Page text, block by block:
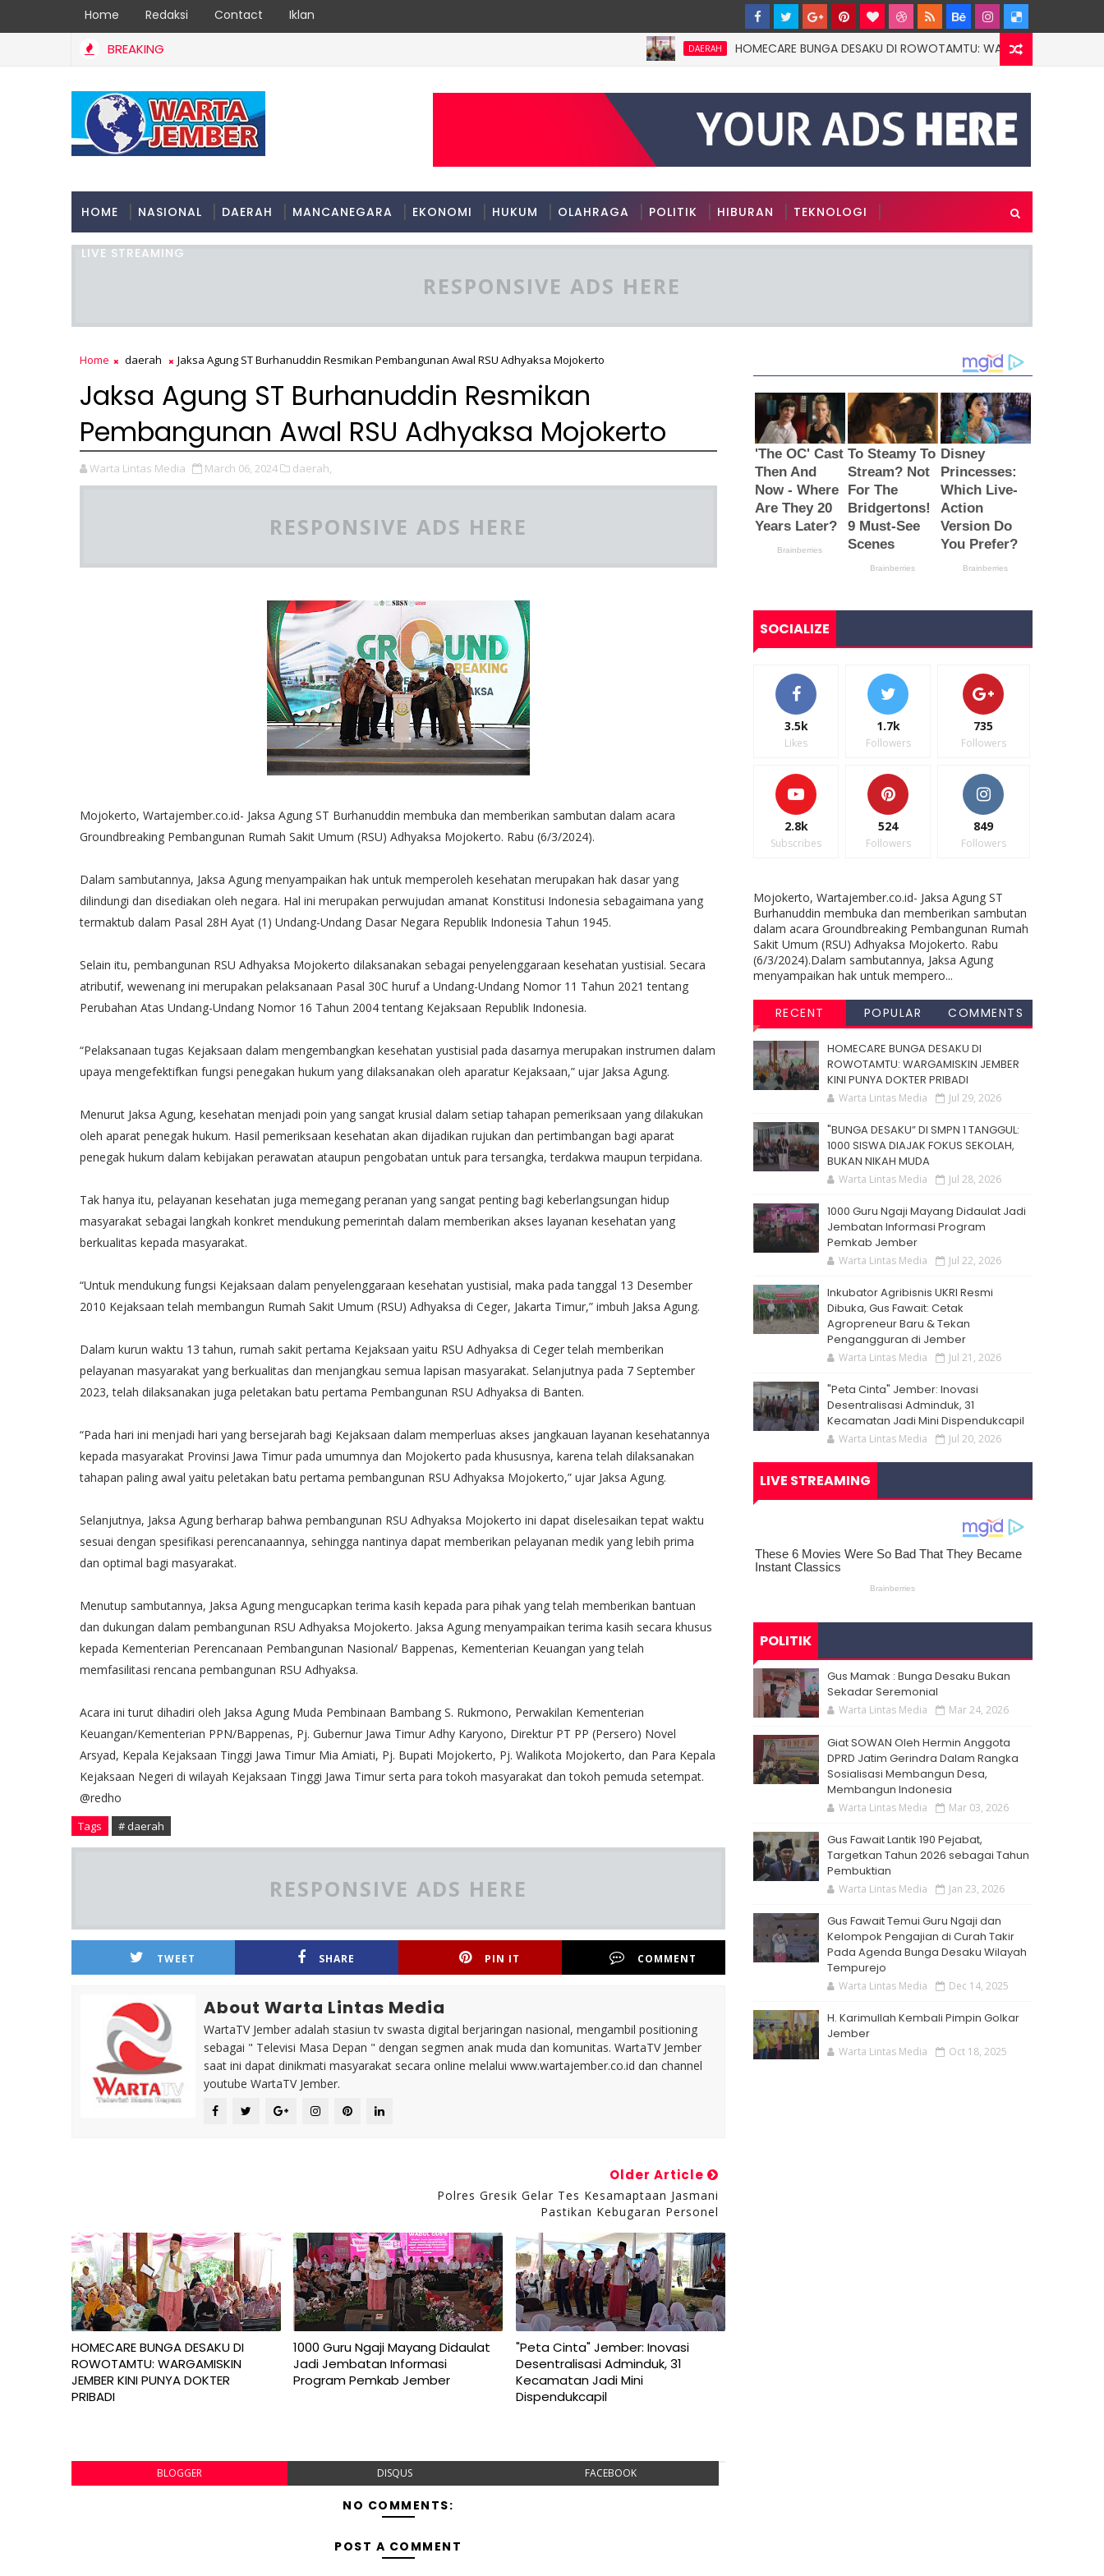
Home Redaksi Contact Iklan
BREAKING DAERAH HOMECARE BUNGA DESAKU DI ROWOTAMTU: WARGAMISKIN JEMBER KINI
HOME NASIONAL DAERAH MANCANEGARA EKONOMI HUKUM OLAHRAGA POLITIK HIBURAN TEKNOLOGI
LIVE STREAMING
RESPONSIVE ADS HERE
Home daerah Jaksa Agung ST Burhanuddin Resmikan Pembangunan Awal RSU Adhyaksa Mojokerto
Jaksa Agung ST Burhanuddin Resmikan
Pembangunan Awal RSU Adhyaksa Mojokerto
Warta Lintas Media March 06, 2024 daerah,
RESPONSIVE ADS HERE
Mojokerto, Wartajember.co.id- Jaksa Agung ST Burhanuddin membuka dan memberikan sambutan dalam acara
Groundbreaking Pembangunan Rumah Sakit Umum (RSU) Adhyaksa Mojokerto. Rabu (6/3/2024).
Dalam sambutannya, Jaksa Agung menyampaikan hak untuk memperoleh kesehatan merupakan hak dasar yang
dilindungi dan disediakan oleh negara. Hal ini merupakan perwujudan amanat Konstitusi Indonesia sebagaimana yang
termaktub dalam Pasal 28H Ayat (1) Undang-Undang Dasar Negara Republik Indonesia Tahun 1945.
Selain itu, pembangunan RSU Adhyaksa Mojokerto dilaksanakan sebagai penyelenggaraan kesehatan yustisial. Secara
atributif, wewenang ini merupakan pelaksanaan Pasal 30C huruf a Undang-Undang Nomor 11 Tahun 2021 tentang
Perubahan Atas Undang-Undang Nomor 16 Tahun 2004 tentang Kejaksaan Republik Indonesia.
“Pelaksanaan tugas Kejaksaan dalam mengembangkan kesehatan yustisial pada dasarnya merupakan instrumen dalam
upaya mengefektifkan fungsi penegakan hukum yang dilaksanakan oleh aparatur Kejaksaan,” ujar Jaksa Agung.
Menurut Jaksa Agung, kesehatan menjadi poin yang sangat krusial dalam setiap tahapan pemeriksaan yang dilakukan
oleh aparat penegak hukum. Hasil pemeriksaan kesehatan akan dijadikan rujukan dan pertimbangan bagi aparat
penegak hukum dalam kebijakan perawatan ataupun pengobatan untuk para tersangka, terdakwa maupun terpidana.
Tak hanya itu, pelayanan kesehatan juga memegang peranan yang sangat penting bagi keberlangsungan hidup
masyarakat sebagai langkah konkret mendukung pemerintah dalam memberikan akses layanan kesehatan yang
berkualitas kepada masyarakat.
“Untuk mendukung fungsi Kejaksaan dalam penyelenggaraan kesehatan yustisial, maka pada tanggal 13 Desember
2010 Kejaksaan telah membangun Rumah Sakit Umum (RSU) Adhyaksa di Ceger, Jakarta Timur,” imbuh Jaksa Agung.
Dalam kurun waktu 13 tahun, rumah sakit pertama Kejaksaan yaitu RSU Adhyaksa di Ceger telah memberikan
pelayanan masyarakat yang berkualitas dan menjangkau semua lapisan masyarakat. Selanjutnya pada 7 September
2023, telah dilaksanakan juga peletakan batu pertama Pembangunan RSU Adhyaksa di Banten.
“Pada hari ini menjadi hari yang bersejarah bagi Kejaksaan dalam memperluas akses jangkauan layanan kesehatannya
kepada masyarakat Provinsi Jawa Timur pada umumnya dan Mojokerto pada khususnya, karena telah dilaksanakan
tahapan paling awal yaitu peletakan batu pertama pembangunan RSU Adhyaksa Mojokerto,” ujar Jaksa Agung.
Selanjutnya, Jaksa Agung berharap bahwa pembangunan RSU Adhyaksa Mojokerto ini dapat diselesaikan tepat waktu
sesuai dengan spesifikasi perencanaannya, sehingga nantinya dapat memberikan pelayanan medik yang lebih prima
dan optimal bagi masyarakat.
Menutup sambutannya, Jaksa Agung mengucapkan terima kasih kepada para pihak yang telah memberikan bantuan
dan dukungan dalam pembangunan RSU Adhyaksa Mojokerto. Jaksa Agung menyampaikan terima kasih secara khusus
kepada Kementerian Perencanaan Pembangunan Nasional/ Bappenas, Kementerian Keuangan yang telah
memfasilitasi rencana pembangunan RSU Adhyaksa.
Acara ini turut dihadiri oleh Jaksa Agung Muda Pembinaan Bambang S. Rukmono, Perwakilan Kementerian
Keuangan/Kementerian PPN/Bappenas, Pj. Gubernur Jawa Timur Adhy Karyono, Direktur PT PP (Persero) Novel
Arsyad, Kepala Kejaksaan Tinggi Jawa Timur Mia Amiati, Pj. Bupati Mojokerto, Pj. Walikota Mojokerto, dan Para Kepala
Kejaksaan Negeri di wilayah Kejaksaan Tinggi Jawa Timur serta para tokoh masyarakat dan tokoh pemuda setempat.
@redho
Tags # daerah
RESPONSIVE ADS HERE
TWEET SHARE PIN IT COMMENT
About Warta Lintas Media
WartaTV Jember adalah stasiun tv swasta digital berjaringan nasional, mengambil positioning
sebagai " Televisi Masa Depan " dengan segmen anak muda dan komunitas. WartaTV Jember
saat ini dapat dinikmati masyarakat secara online melalui www.wartajember.co.id dan channel
youtube WartaTV Jember.
Older Article
Polres Gresik Gelar Tes Kesamaptaan Jasmani
Pastikan Kebugaran Personel
HOMECARE BUNGA DESAKU DI
ROWOTAMTU: WARGAMISKIN
JEMBER KINI PUNYA DOKTER
PRIBADI
1000 Guru Ngaji Mayang Didaulat
Jadi Jembatan Informasi
Program Pemkab Jember
"Peta Cinta" Jember: Inovasi
Desentralisasi Adminduk, 31
Kecamatan Jadi Mini
Dispendukcapil
BLOGGER DISQUS FACEBOOK
NO COMMENTS:
POST A COMMENT
SOCIALIZE
3.5k
Likes
1.7k
Followers
735
Followers
2.8k
Subscribes
524
Followers
849
Followers
Mojokerto, Wartajember.co.id- Jaksa Agung ST
Burhanuddin membuka dan memberikan sambutan
dalam acara Groundbreaking Pembangunan Rumah
Sakit Umum (RSU) Adhyaksa Mojokerto. Rabu
(6/3/2024).Dalam sambutannya, Jaksa Agung
menyampaikan hak untuk mempero...
RECENT POPULAR COMMENTS
HOMECARE BUNGA DESAKU DI
ROWOTAMTU: WARGAMISKIN JEMBER
KINI PUNYA DOKTER PRIBADI
Warta Lintas Media Jul 29, 2026
"BUNGA DESAKU” DI SMPN 1 TANGGUL:
1000 SISWA DIAJAK FOKUS SEKOLAH,
BUKAN NIKAH MUDA
Warta Lintas Media Jul 28, 2026
1000 Guru Ngaji Mayang Didaulat Jadi
Jembatan Informasi Program
Pemkab Jember
Warta Lintas Media Jul 22, 2026
Inkubator Agribisnis UKRI Resmi
Dibuka, Gus Fawait: Cetak
Agropreneur Baru & Tekan
Pengangguran di Jember
Warta Lintas Media Jul 21, 2026
"Peta Cinta" Jember: Inovasi
Desentralisasi Adminduk, 31
Kecamatan Jadi Mini Dispendukcapil
Warta Lintas Media Jul 20, 2026
LIVE STREAMING
POLITIK
Gus Mamak : Bunga Desaku Bukan
Sekadar Seremonial
Warta Lintas Media Mar 24, 2026
Giat SOWAN Oleh Hermin Anggota
DPRD Jatim Gerindra Dalam Rangka
Sosialisasi Membangun Desa,
Membangun Indonesia
Warta Lintas Media Mar 03, 2026
Gus Fawait Lantik 190 Pejabat,
Targetkan Tahun 2026 sebagai Tahun
Pembuktian
Warta Lintas Media Jan 23, 2026
Gus Fawait Temui Guru Ngaji dan
Kelompok Pengajian di Curah Takir
Pada Agenda Bunga Desaku Wilayah
Tempurejo
Warta Lintas Media Dec 14, 2025
H. Karimullah Kembali Pimpin Golkar
Jember
Warta Lintas Media Oct 18, 2025